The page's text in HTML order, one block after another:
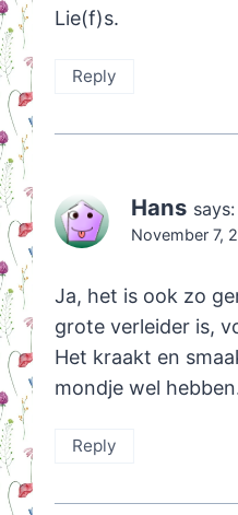
Lie(f)s.
Reply
Hans says:
November 7,
Ja, het is ook zo
grote verleider is,
Het kraakt en
mondje wel
Reply